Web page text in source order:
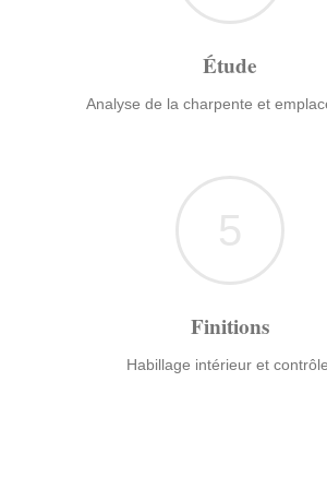
Étude
Analyse de la charpente et
5
Finitions
Habillage intérieur et contrôle.